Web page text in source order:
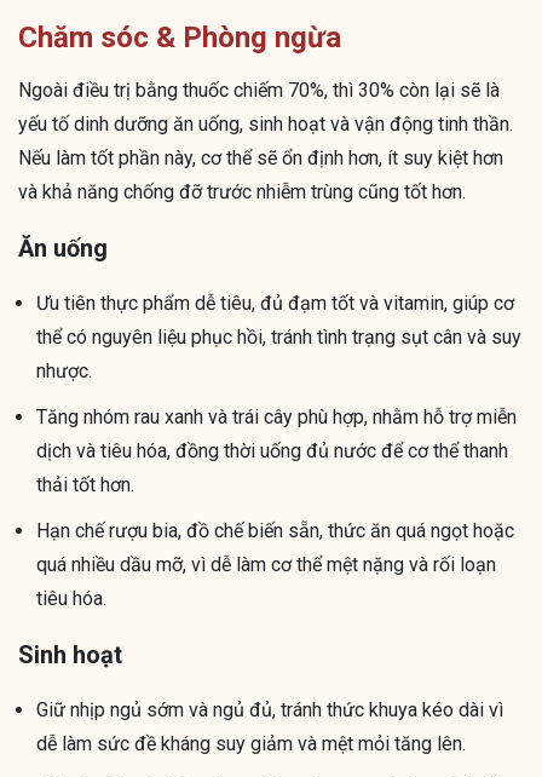
Chăm sóc & Phòng ngừa
Ngoài điều trị bằng thuốc chiếm 70%, thì 30% còn lại sẽ là
yếu tố dinh dưỡng ăn uống, sinh hoạt và vận động tinh thần.
Nếu làm tốt phần này, cơ thể sẽ ổn định hơn, ít suy kiệt hơn
và khả năng chống đỡ trước nhiễm trùng cũng tốt hơn.
Ăn uống
Ưu tiên thực phẩm dễ tiêu, đủ đạm tốt và vitamin, giúp cơ
thể có nguyên liệu phục hồi, tránh tình trạng sụt cân và suy
nhược.
Tăng nhóm rau xanh và trái cây phù hợp, nhằm hỗ trợ miễn
dịch và tiêu hóa, đồng thời uống đủ nước để cơ thể thanh
thải tốt hơn.
Hạn chế rượu bia, đồ chế biến sẵn, thức ăn quá ngọt hoặc
quá nhiều dầu mỡ, vì dễ làm cơ thể mệt nặng và rối loạn
tiêu hóa.
Sinh hoạt
Giữ nhịp ngủ sớm và ngủ đủ, tránh thức khuya kéo dài vì
dễ làm sức đề kháng suy giảm và mệt mỏi tăng lên.